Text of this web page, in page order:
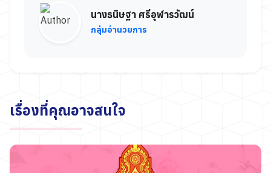
นางธนิษฐา ศรีอุฬารวัฒน์
กลุ่มอำนวยการ
เรื่องที่คุณอาจสนใจ